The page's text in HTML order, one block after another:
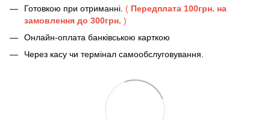
Готовкою при отриманні. ( Передплата 100грн. на
замовлення до 300грн. )
Онлайн-оплата банківською карткою
Через касу чи термінал самообслуговування.